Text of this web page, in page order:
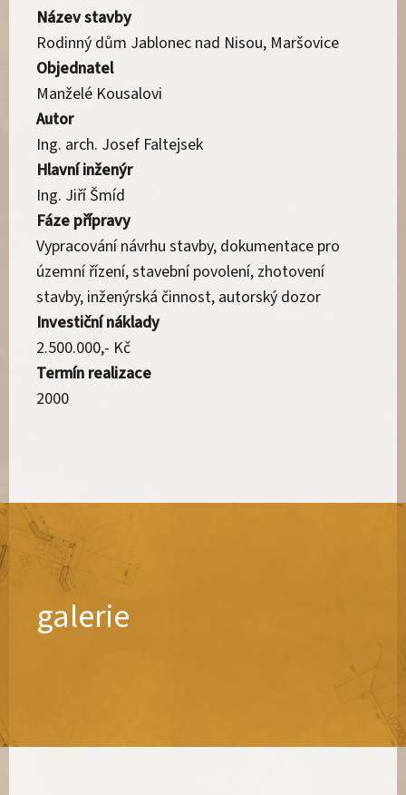
Název stavby
Rodinný dům Jablonec nad Nisou, Maršovice
Objednatel
Manželé Kousalovi
Autor
Ing. arch. Josef Faltejsek
Hlavní inženýr
Ing. Jiří Šmíd
Fáze přípravy
Vypracování návrhu stavby, dokumentace pro
územní řízení, stavební povolení, zhotovení
stavby, inženýrská činnost, autorský dozor
Investiční náklady
2.500.000,- Kč
Termín realizace
2000
galerie